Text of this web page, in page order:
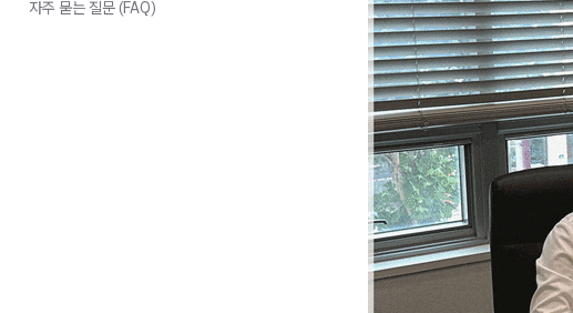
자주 묻는 질문 (FAQ)